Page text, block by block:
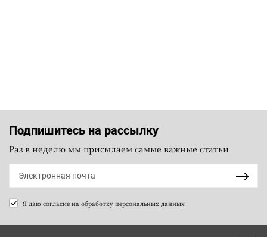
Подпишитесь на рассылку
Раз в неделю мы присылаем самые важные статьи
Я даю согласие на обработку персональных данных